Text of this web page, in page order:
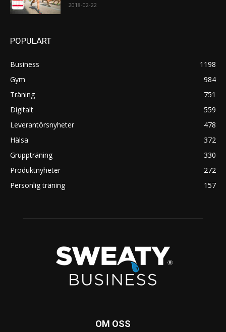
2018-02-22
POPULÄRT
Business
1198
Gym
984
Träning
751
Digitalt
559
Leverantörsnyheter
478
Hälsa
372
Gruppträning
330
Produktnyheter
272
Personlig träning
157
OM OSS